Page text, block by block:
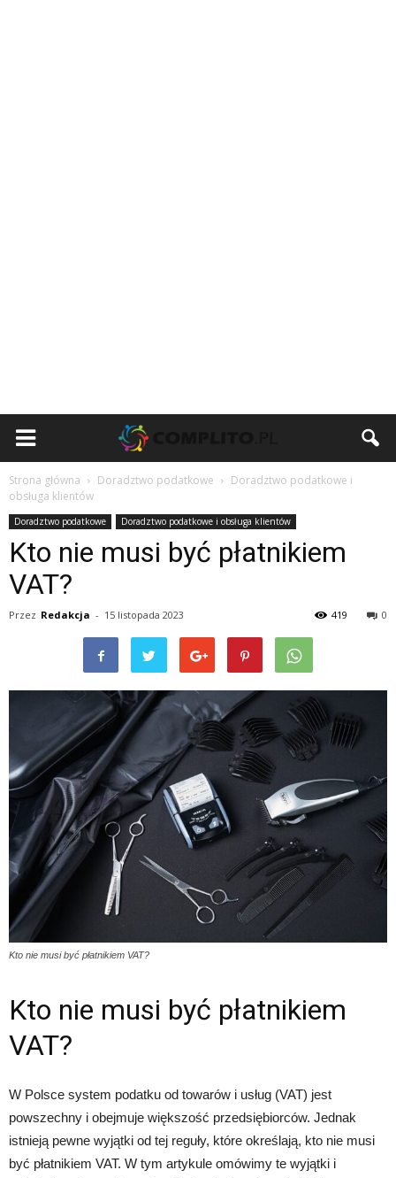
Strona główna Doradztwo podatkowe
Doradztwo podatkowe i
obsługa klientów
Doradztwo podatkowe Doradztwo podatkowe i obsługa klientów
Kto nie musi być płatnikiem
VAT?
Przez Redakcja - 15 listopada 2023 0
419
Kto nie musi być płatnikiem VAT?
Kto nie musi być płatnikiem
VAT?
W Polsce system podatku od towarów i usług (VAT) jest
powszechny i obejmuje większość przedsiębiorców. Jednak
istnieją pewne wyjątki od tej reguły, które określają, kto nie musi
być płatnikiem VAT. W tym artykule omówimy te wyjątki i